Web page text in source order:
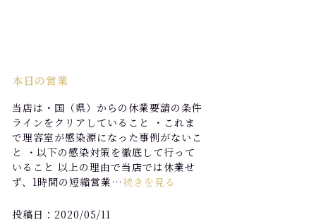
本日の営業
当店は・国（県）からの休業要請の条件
ラインをクリアしていること ・これま
で理容室が感染源になった事例がないこ
と ・以下の感染対策を徹底して行って
いること 以上の理由で当店では休業せ
ず、1時間の短縮営業… 続きを見る
投稿日：2020/05/11